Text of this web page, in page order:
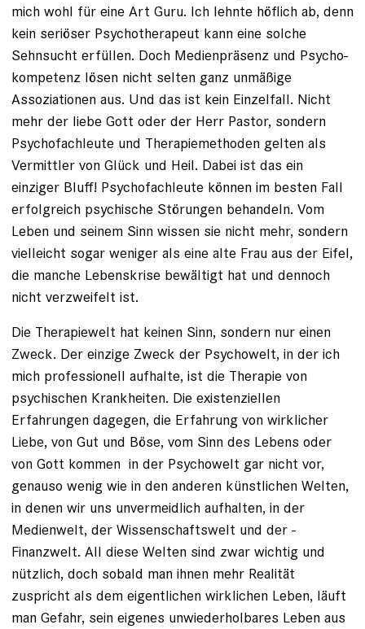
mich wohl für eine Art Guru. Ich lehnte höflich ab, denn
kein seriöser Psychotherapeut kann eine solche
Sehnsucht erfüllen. Doch Medienpräsenz und Psycho­
kompetenz lösen nicht selten ganz unmäßige
Assoziationen aus. Und das ist kein Einzelfall. Nicht
mehr der liebe Gott oder der Herr Pastor, sondern
Psychofachleute und Therapiemethoden gelten als
Vermittler von Glück und Heil. Dabei ist das ein
einziger Bluff! Psychofachleute können im besten Fall
erfolgreich psychische Störungen behandeln. Vom
Leben und seinem Sinn wissen sie nicht mehr, sondern
vielleicht sogar weniger als eine alte Frau aus der Eifel,
die manche Lebenskrise bewältigt hat und dennoch
nicht verzweifelt ist.
Die Therapiewelt hat keinen Sinn, sondern nur einen
Zweck. Der einzige Zweck der Psychowelt, in der ich
mich professionell aufhalte, ist die Therapie von
psychischen Krankheiten. Die existenziellen
Erfahrungen dagegen, die Erfahrung von wirklicher
Liebe, von Gut und Böse, vom Sinn des Lebens oder
von Gott kommen in der Psychowelt gar nicht vor,
genauso wenig wie in den anderen künstlichen Welten,
in denen wir uns unvermeidlich aufhalten, in der
Medienwelt, der Wissenschaftswelt und der ­
Finanzwelt. All diese Welten sind zwar wichtig und
nützlich, doch sobald man ihnen mehr Realität
zuspricht als dem eigentlichen wirklichen Leben, läuft
man Gefahr, sein eigenes unwieder­holbares Leben aus